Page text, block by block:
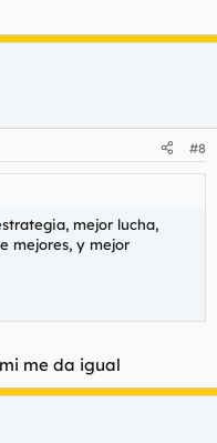
#8
mejor lucha,
mejores, y mejor
me da igual